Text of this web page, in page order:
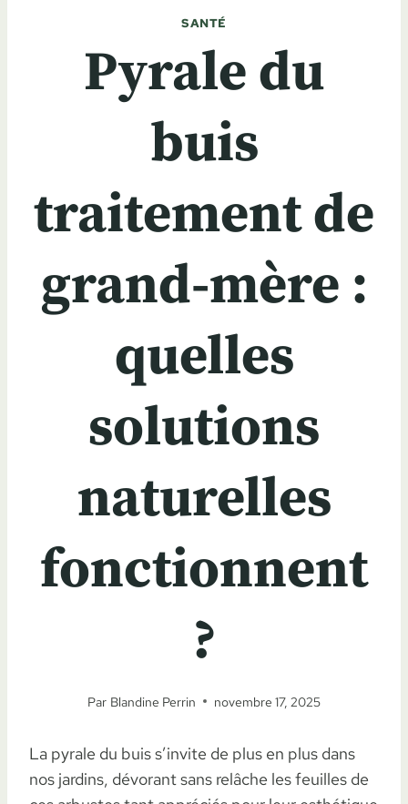
SANTÉ
Pyrale du
buis
traitement de
grand-mère :
quelles
solutions
naturelles
fonctionnent
?
Par Blandine Perrin novembre 17, 2025
La pyrale du buis s’invite de plus en plus dans
nos jardins, dévorant sans relâche les feuilles de